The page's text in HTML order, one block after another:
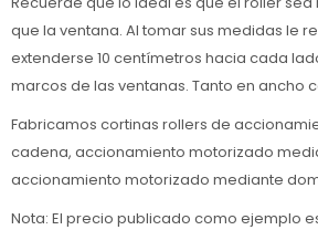
que la ventana. Al tomar sus medidas le
extenderse 10 centímetros hacia cada
marcos de las ventanas. Tanto en ancho
Fabricamos cortinas rollers de
cadena, accionamiento motorizado
accionamiento motorizado mediante
Nota: El precio publicado como ejemplo